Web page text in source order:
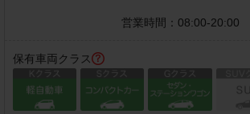
営業時間： 08:00-20:00
保有車両クラス